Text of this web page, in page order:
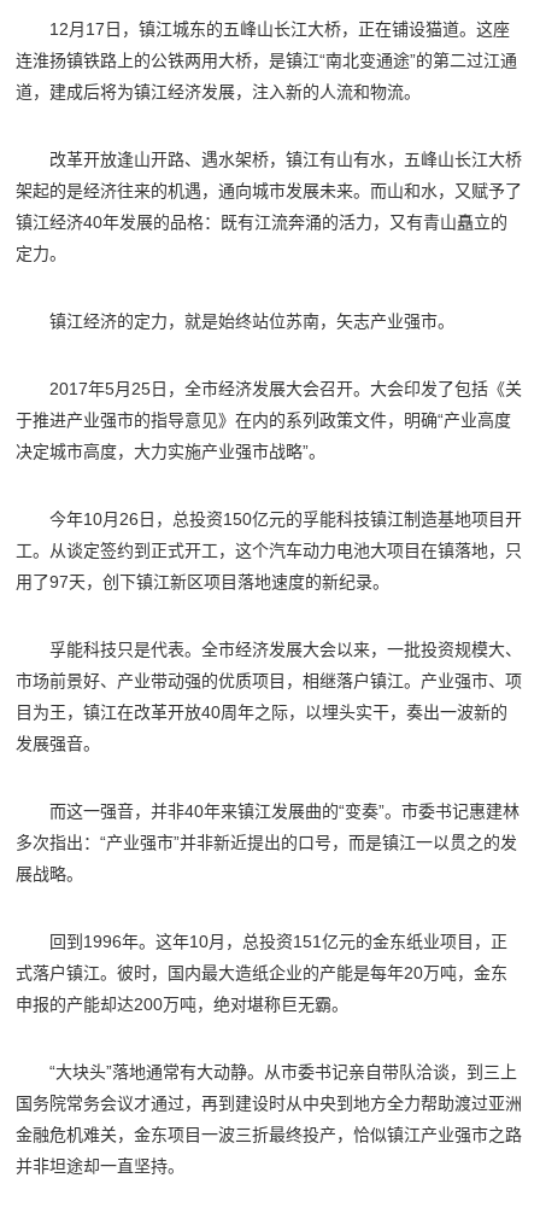
12月17日，镇江城东的五峰山长江大桥，正在铺设猫道。这座
连淮扬镇铁路上的公铁两用大桥，是镇江“南北变通途”的第二过江通
道，建成后将为镇江经济发展，注入新的人流和物流。
改革开放逢山开路、遇水架桥，镇江有山有水，五峰山长江大桥
架起的是经济往来的机遇，通向城市发展未来。而山和水，又赋予了
镇江经济40年发展的品格：既有江流奔涌的活力，又有青山矗立的
定力。
镇江经济的定力，就是始终站位苏南，矢志产业强市。
2017年5月25日，全市经济发展大会召开。大会印发了包括《关
于推进产业强市的指导意见》在内的系列政策文件，明确“产业高度
决定城市高度，大力实施产业强市战略”。
今年10月26日，总投资150亿元的孚能科技镇江制造基地项目开
工。从谈定签约到正式开工，这个汽车动力电池大项目在镇落地，只
用了97天，创下镇江新区项目落地速度的新纪录。
孚能科技只是代表。全市经济发展大会以来，一批投资规模大、
市场前景好、产业带动强的优质项目，相继落户镇江。产业强市、项
目为王，镇江在改革开放40周年之际，以埋头实干，奏出一波新的
发展强音。
而这一强音，并非40年来镇江发展曲的“变奏”。市委书记惠建林
多次指出：“产业强市”并非新近提出的口号，而是镇江一以贯之的发
展战略。
回到1996年。这年10月，总投资151亿元的金东纸业项目，正
式落户镇江。彼时，国内最大造纸企业的产能是每年20万吨，金东
申报的产能却达200万吨，绝对堪称巨无霸。
“大块头”落地通常有大动静。从市委书记亲自带队洽谈，到三上
国务院常务会议才通过，再到建设时从中央到地方全力帮助渡过亚洲
金融危机难关，金东项目一波三折最终投产，恰似镇江产业强市之路
并非坦途却一直坚持。